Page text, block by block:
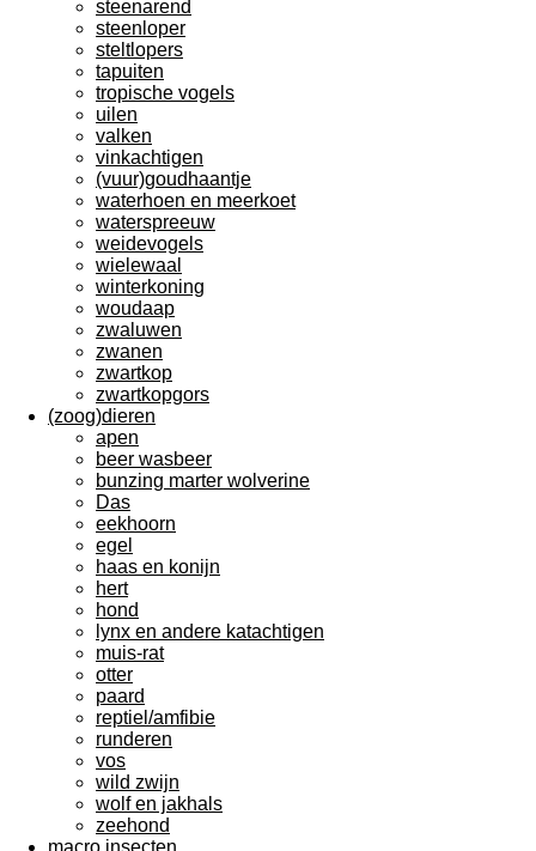
steenarend
steenloper
steltlopers
tapuiten
tropische vogels
uilen
valken
vinkachtigen
(vuur)goudhaantje
waterhoen en meerkoet
waterspreeuw
weidevogels
wielewaal
winterkoning
woudaap
zwaluwen
zwanen
zwartkop
zwartkopgors
(zoog)dieren
apen
beer wasbeer
bunzing marter wolverine
Das
eekhoorn
egel
haas en konijn
hert
hond
lynx en andere katachtigen
muis-rat
otter
paard
reptiel/amfibie
runderen
vos
wild zwijn
wolf en jakhals
zeehond
macro insecten